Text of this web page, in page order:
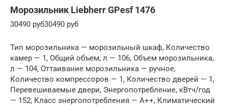
Морозильник Liebherr GPesf 1476
30490 руб30490 руб
Тип морозильника — морозильный шкаф, Количество
камер — 1, Общий объем, л — 106, Объем морозильника,
л — 104, Оттаивание морозильника — ручное,
Количество компрессоров — 1, Количество дверей — 1,
Перевешиваемые двери, Энергопотребление, кВтч/год
— 152, Класс энергопотребления — А++, Климатический